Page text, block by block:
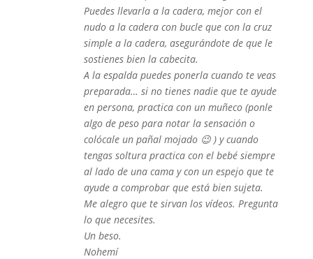
Puedes llevarla a la cadera, mejor con el
nudo a la cadera con bucle que con la cruz
simple a la cadera, asegurándote de que le
sostienes bien la cabecita.
A la espalda puedes ponerla cuando te veas
preparada… si no tienes nadie que te ayude
en persona, practica con un muñeco (ponle
algo de peso para notar la sensación o
colócale un pañal mojado 😉 ) y cuando
tengas soltura practica con el bebé siempre
al lado de una cama y con un espejo que te
ayude a comprobar que está bien sujeta.
Me alegro que te sirvan los vídeos. Pregunta
lo que necesites.
Un beso.
Nohemí